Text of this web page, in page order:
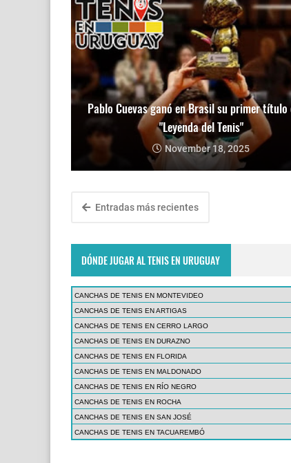
Pablo Cuevas ganó en Brasil su primer título
"Leyenda del Tenis"
November 18, 2025
Entradas más recientes
DÓNDE JUGAR AL TENIS EN URUGUAY
CANCHAS DE TENIS EN MONTEVIDEO
CANCHAS DE TENIS EN ARTIGAS
CANCHAS DE TENIS EN CERRO LARGO
CANCHAS DE TENIS EN DURAZNO
CANCHAS DE TENIS EN FLORIDA
CANCHAS DE TENIS EN MALDONADO
CANCHAS DE TENIS EN RÍO NEGRO
CANCHAS DE TENIS EN ROCHA
CANCHAS DE TENIS EN SAN JOSÉ
CANCHAS DE TENIS EN TACUAREMBÓ